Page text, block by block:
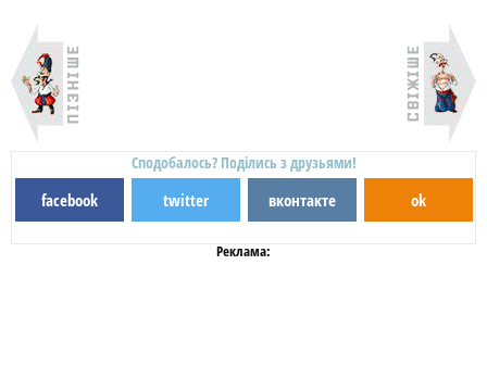
Сподобалось? Поділись з друзьями!
facebook twitter вконтакте ok
Реклама: